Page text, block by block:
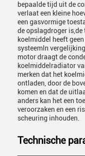
bepaalde tijd uit de
verlaat een kleine
een gasvormige
de opslagdroger
koelmiddel heeft
systeemIn
motor draagt de
koelmiddelradiator
merken dat het
ontladen, door de
komen en dat de
anders kan het een
veroorzaken en een
scheuring inhouden.
Technische